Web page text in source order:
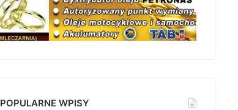
POPULARNE WPISY